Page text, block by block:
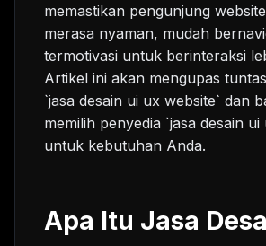
memastikan pengunjung
merasa nyaman, mudah
termotivasi untuk berinteraksi
Artikel ini akan mengupas
`jasa desain ui ux website` dan
memilih penyedia `jasa desain
untuk kebutuhan Anda.
Apa Itu Jasa